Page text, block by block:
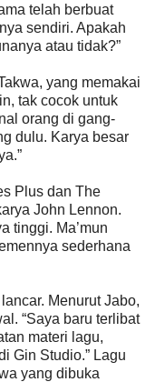
telah berbuat
sendiri. Apakah
atau tidak?”
yang memakai
tak cocok untuk
orang di gang-
dulu. Karya besar
Plus dan The
John Lennon.
tinggi. Ma’mun
sederhana
Menurut Jabo,
“Saya baru terlibat
materi lagu,
Gin Studio.” Lagu
yang dibuka